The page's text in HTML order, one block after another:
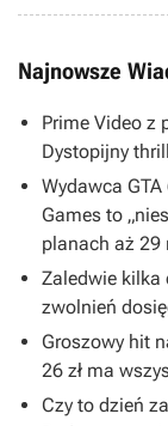
Najnowsze
Prime Video z
Dystopijny
Wydawca
Games to
planach aż 29
Zaledwie kilka
zwolnień
Groszowy hit
26 zł ma
Czy to dzień